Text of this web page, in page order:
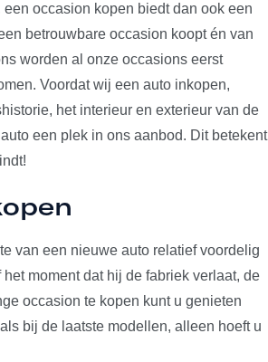
occasion kopen biedt dan ook een
betrouwbare occasion koopt én van
worden al onze occasions eerst
Voordat wij een auto inkopen,
het interieur en exterieur van de
een plek in ons aanbod. Dit betekent
van een nieuwe auto relatief voordelig
moment dat hij de fabriek verlaat, de
occasion te kopen kunt u genieten
bij de laatste modellen, alleen hoeft u